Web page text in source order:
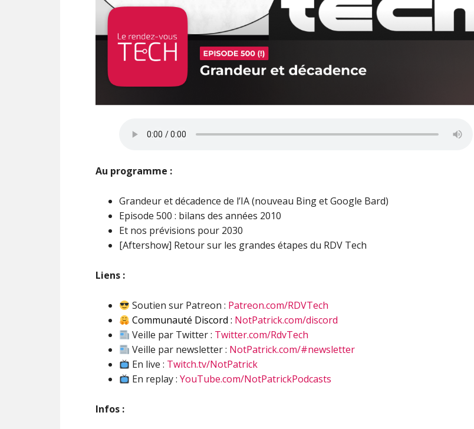
Au programme :
Grandeur et décadence de l’IA (nouveau Bing et Google Bard)
Episode 500 : bilans des années 2010
Et nos prévisions pour 2030
[Aftershow] Retour sur les grandes étapes du RDV Tech
Liens :
Soutien sur Patreon : Patreon.com/RDVTech
Communauté Discord : NotPatrick.com/discord
Veille par Twitter : Twitter.com/RdvTech
Veille par newsletter : NotPatrick.com/#newsletter
En live : Twitch.tv/NotPatrick
En replay :YouTube.com/NotPatrickPodcasts
Infos :